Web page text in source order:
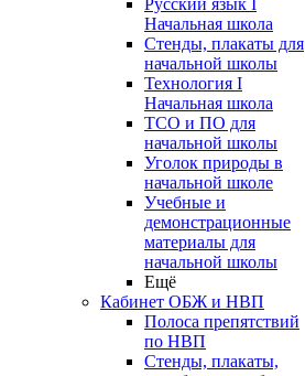
Русский язык I
Начальная школа
Стенды, плакаты для
начальной школы
Технология I
Начальная школа
ТСО и ПО для
начальной школы
Уголок природы в
начальной школе
Учебные и
демонстрационные
материалы для
начальной школы
Ещё
Кабинет ОБЖ и НВП
Полоса препятствий
по НВП
Стенды, плакаты,